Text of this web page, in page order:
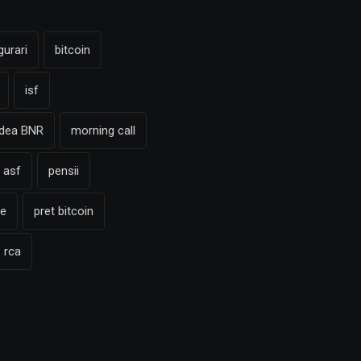
bitcoin
isf
BNR morning call
asf pensii
pret bitcoin
rca